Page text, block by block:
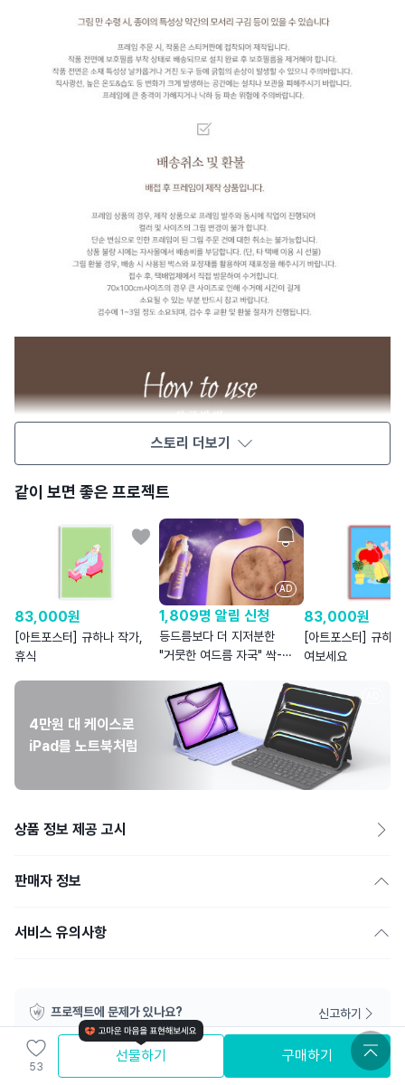
스토리 더보기
같이 보면 좋은 프로젝트
83,000원
[아트포스터] 규하나 작가,
휴식
AD
1,809명 알림 신청
등드름보다 더 지저분한
"거뭇한 여드름 자국" 싹-
83,000원
[아트포스터] 규하
여보세요
4만원 대 케이스로
iPad를 노트북처럼
상품 정보 제공 고시
판매자 정보
서비스 유의사항
프로젝트에 문제가 있나요? 신고하기
와디즈 추천 프로젝트
53
선물하기 구매하기